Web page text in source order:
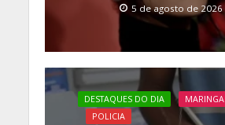
5 de agosto de 2026
DESTAQUES DO DIA
MARINGA
POLICIA